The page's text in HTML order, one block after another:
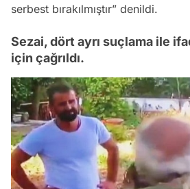
serbest bırakılmıştır” denildi.
Sezai, dört ayrı suçlama ile
için çağrıldı.